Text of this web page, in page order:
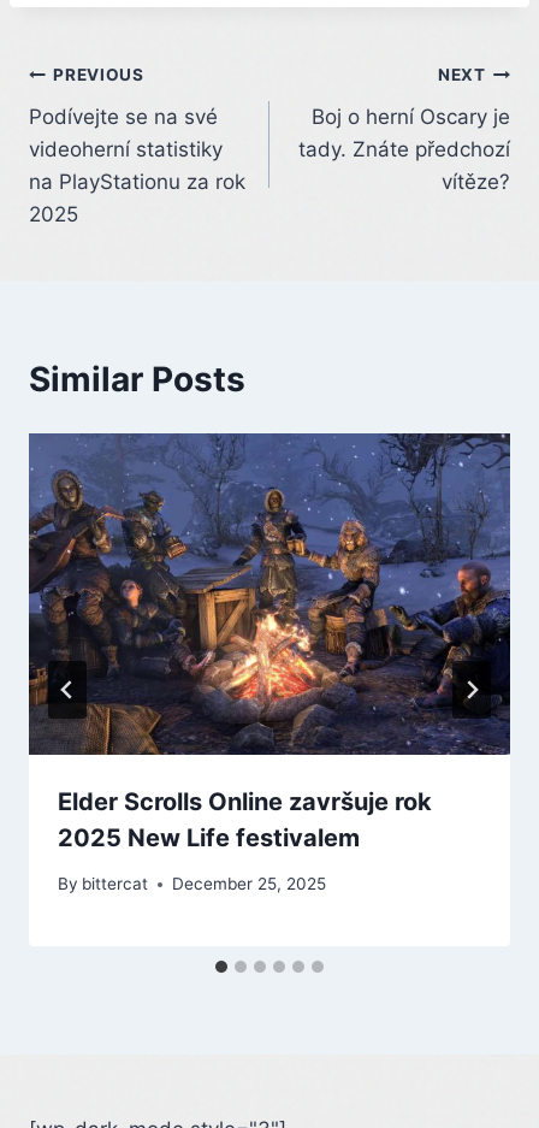
Post
navigation
PREVIOUS
Podívejte se na své
videoherní statistiky
na PlayStationu za rok
2025
NEXT
Boj o herní Oscary je
tady. Znáte předchozí
vítěze?
Similar Posts
Elder Scrolls Online završuje rok
2025 New Life festivalem
By bittercat December 25, 2025